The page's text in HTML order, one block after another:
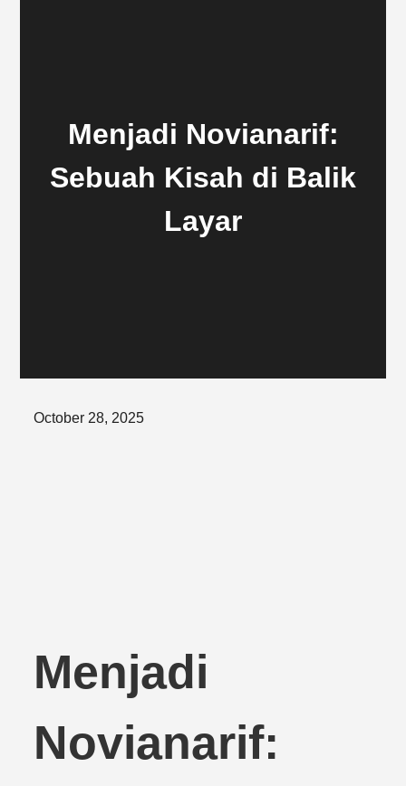
Menjadi Novianarif:
Sebuah Kisah di Balik
Layar
Posted
October 28, 2025
Menjadi
Novianarif: